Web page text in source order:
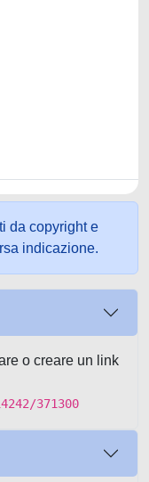
da copyright e
indicazione.
o creare un link
371300